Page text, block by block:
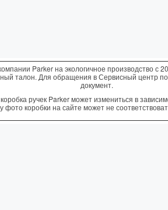
Parker на экологичное производство с
талон. Для обращения в Сервисный центр
документ.
ручек Parker может измениться в
фото коробки на сайте может не